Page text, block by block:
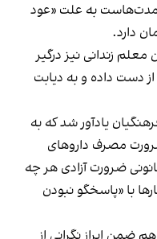
مدت‌هاست به علت «عود
دارد.
زندانی نیز درگیر
دست داده و به دیابت
یادآور شد که به
مصرف داروهای
ضرورت آزادی هر چه
با «پاسخگو نبودن